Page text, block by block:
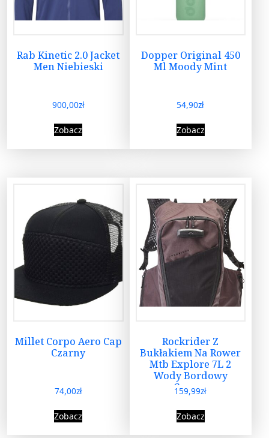
Rab Kinetic 2.0 Jacket
Men Niebieski
900,00zł
Zobacz
Dopper Original 450
Ml Moody Mint
54,90zł
Zobacz
Millet Corpo Aero Cap
Czarny
74,00zł
Zobacz
Rockrider Z
Bukłakiem Na Rower
Mtb Explore 7L 2
Wody Bordowy
Czarny
159,99zł
Zobacz